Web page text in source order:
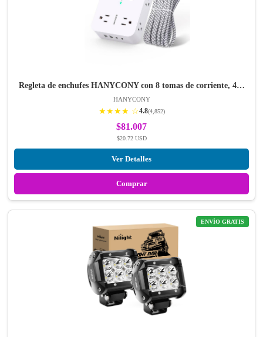
Regleta de enchufes HANYCONY con 8 tomas de corriente, 4…
HANYCONY
★★★★ ☆4.8(4,852)
$81.007
$20.72 USD
Ver Detalles
Comprar
ENVÍO GRATIS